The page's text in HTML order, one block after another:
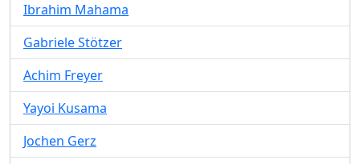
Ibrahim Mahama
Gabriele Stötzer
Achim Freyer
Yayoi Kusama
Jochen Gerz